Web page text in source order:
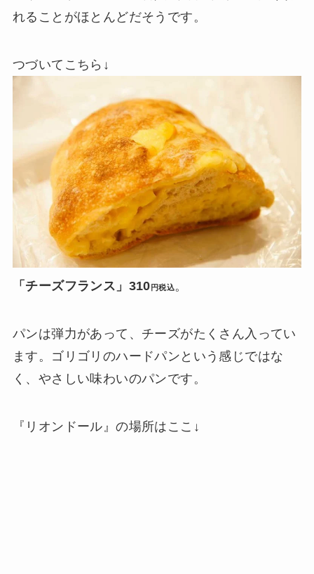
れることがほとんどだそうです。
つづいてこちら↓
「チーズフランス」310 円税込。
パンは弾力があって、チーズがたくさん入ってい
ます。ゴリゴリのハードパンという感じではな
く、やさしい味わいのパンです。
『リオンドール』の場所はここ↓